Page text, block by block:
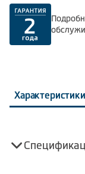
Характеристики